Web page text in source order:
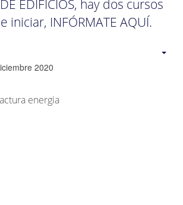
EDIFICIOS, hay dos cursos
iniciar, INFÓRMATE AQUÍ.
2020